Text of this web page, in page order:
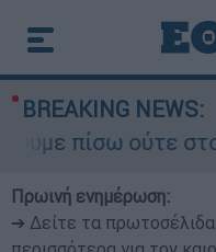
BREAKING NEWS:
ούτε στον
Πρωινή ενημέρωση:
➔ Δείτε τα